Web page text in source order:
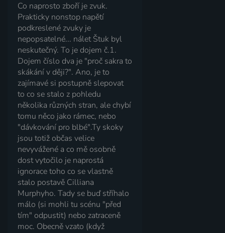
Co naprosto zboří je zvuk.
Prakticky nonstop napětí
podkreslené zvuky je
nepopsatelné... nálet Štuk byl
neskutečný. To je dojem č.1.
Dojem číslo dva je "proč sakra to
skákání v ději?". Ano, je to
zajímavé si postupně slepovat
to co se stalo z pohledu
několika různých stran, ale chybí
tomu něco jako rámec, nebo
"dávkování pro blbé".Ty skoky
jsou totiž občas velice
nevyvážené a co mě osobně
dost vytočilo je naprostá
ignorace toho co se vlastně
stalo postavě Cilliana
Murphyho. Tady se buď stříhalo
málo (si mohli tu scénu "před
tím" odpustit) nebo zatraceně
moc. Obecně vzato (když